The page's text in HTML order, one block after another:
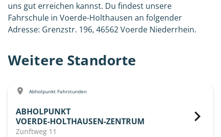
uns gut erreichen kannst. Du findest unsere
Fahrschule in Voerde-Holthausen an folgender
Adresse: Grenzstr. 196, 46562 Voerde Niederrhein.
Weitere Standorte
Abholpunkt Fahrstunden
ABHOLPUNKT
VOERDE-HOLTHAUSEN-ZENTRUM
Zunftweg 11